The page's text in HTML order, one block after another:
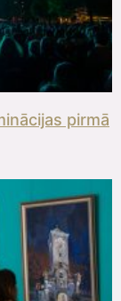
pirmā